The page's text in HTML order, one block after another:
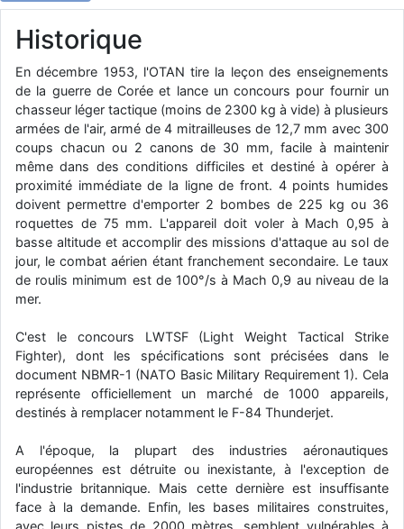
d9pouces: mais tu peux tenter l'un des rares lycées militaires
comme le Prytanée dans la Sarthe, ça ne peut pas faire de mal !
d9pouces: C'est plutôt après le lycée, voire après une prépa
scientifique, tu as donc encore un peu de temps devant toi
yaellerigolow: bonjour a tous je suis un élève de première
passionnée par l'aviation militaire , pourrais je savoir que faire après
le lycée pour s'orienter et pouvoir devenir officier de l'armée de l'air?
d9pouces: lesquels, par exemple ?
mahmoud: bonsoir, très instructif ce site .mais nous aimerions avoir
les photo des anciens appareils de l'armée de l'air de la haute -volta
d9pouces : Ça me casse quand même bien les pieds, j’avoue
jericho
d9pouces
: En espérant n’avoir coupé les accessoires de personne
au passage !
d9pouces: j'ai trouvé un palliatif un peu violent, mais ça devrait aller
un peu mieux
: cette fois, c'est le Brésil et Singapour qui mettent le site
par terre
jericho: Ah ben je peux te confirmer que j'étais resté dans le filtre…
d9pouces: Désolé ! Mon filtrage a été un peu trop violent
Historique
En décembre 1953, l'OTAN tire la leçon des enseignements
de la guerre de Corée et lance un concours pour fournir un
chasseur léger tactique (moins de 2300 kg à vide) à plusieurs
armées de l'air, armé de 4 mitrailleuses de 12,7 mm avec 300
coups chacun ou 2 canons de 30 mm, facile à maintenir
même dans des conditions difficiles et destiné à opérer à
proximité immédiate de la ligne de front. 4 points humides
doivent permettre d'emporter 2 bombes de 225 kg ou 36
roquettes de 75 mm. L'appareil doit voler à Mach 0,95 à
basse altitude et accomplir des missions d'attaque au sol de
jour, le combat aérien étant franchement secondaire. Le taux
de roulis minimum est de 100°/s à Mach 0,9 au niveau de la
mer.
C'est le concours LWTSF (Light Weight Tactical Strike
Fighter), dont les spécifications sont précisées dans le
document NBMR-1 (NATO Basic Military Requirement 1). Cela
représente officiellement un marché de 1000 appareils,
destinés à remplacer notamment le F-84 Thunderjet.
A l'époque, la plupart des industries aéronautiques
européennes est détruite ou inexistante, à l'exception de
l'industrie britannique. Mais cette dernière est insuffisante
face à la demande. Enfin, les bases militaires construites,
avec leurs pistes de 2000 mètres, semblent vulnérables à